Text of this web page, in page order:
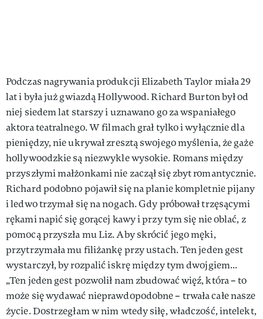
Podczas nagrywania produkcji Elizabeth Taylor miała 29
lat i była już gwiazdą Hollywood. Richard Burton był od
niej siedem lat starszy i uznawano go za wspaniałego
aktora teatralnego. W filmach grał tylko i wyłącznie dla
pieniędzy, nie ukrywał zresztą swojego myślenia, że gaże
hollywoodzkie są niezwykle wysokie. Romans między
przyszłymi małżonkami nie zaczął się zbyt romantycznie.
Richard podobno pojawił się na planie kompletnie pijany
i ledwo trzymał się na nogach. Gdy próbował trzęsącymi
rękami napić się gorącej kawy i przy tym się nie oblać, z
pomocą przyszła mu Liz. Aby skrócić jego męki,
przytrzymała mu filiżankę przy ustach. Ten jeden gest
wystarczył, by rozpalić iskrę między tym dwojgiem...
„Ten jeden gest pozwolił nam zbudować więź, która – to
może się wydawać nieprawdopodobne – trwała całe nasze
życie. Dostrzegłam w nim wtedy siłę, władczość, intelekt,